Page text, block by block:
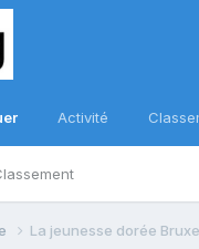
Activité
La jeunesse dorée